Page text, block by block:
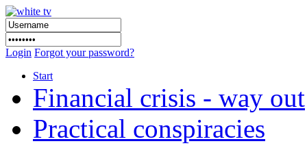
Login Forgot your password?
Start
Financial crisis - way out
Practical conspiracies